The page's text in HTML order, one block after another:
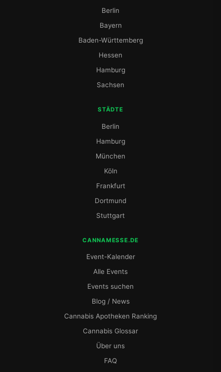
Berlin
Bayern
Baden-Württemberg
Hessen
Hamburg
Sachsen
STÄDTE
Berlin
Hamburg
München
Köln
Frankfurt
Dortmund
Stuttgart
CANNAMESSE.DE
Event-Kalender
Alle Events
Events suchen
Blog / News
Cannabis Apotheken Ranking
Cannabis Glossar
Über uns
FAQ